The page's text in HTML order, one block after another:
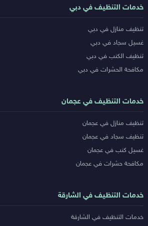
المدن
خدمات التنظيف في دبي
تنظيف منازل في دبي
غسيل سجاد في دبي
تنظيف الكنب في دبي
مكافحة الحشرات في دبي
خدمات التنظيف في عجمان
تنظيف منازل في عجمان
تنظيف سجاد في عجمان
غسيل كنب في عجمان
مكافحة حشرات في عجمان
خدمات التنظيف في الشارقة
خدمات التنظيف في الشارقة